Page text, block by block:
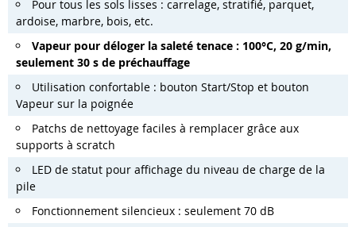
Pour tous les sols lisses : carrelage, stratifié, parquet,
ardoise, marbre, bois, etc.
Vapeur pour déloger la saleté tenace : 100°C, 20 g/min,
seulement 30 s de préchauffage
Utilisation confortable : bouton Start/Stop et bouton
Vapeur sur la poignée
Patchs de nettoyage faciles à remplacer grâce aux
supports à scratch
LED de statut pour affichage du niveau de charge de la
pile
Fonctionnement silencieux : seulement 70 dB